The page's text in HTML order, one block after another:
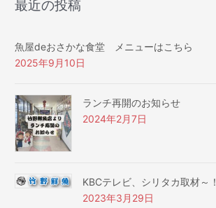
最近の投稿
魚屋deおさかな食堂 メニューはこちら
2025年9月10日
ランチ再開のお知らせ
2024年2月7日
KBCテレビ、シリタカ取材～！
2023年3月29日